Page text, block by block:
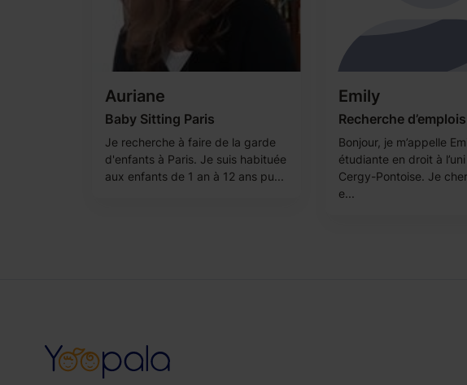
Auriane
Baby Sitting Paris
Je recherche à faire de la garde
d'enfants à Paris. Je suis habituée
aux enfants de 1 an à 12 ans pu...
Emily
Recherche d’emplois
Bonjour, je m’appelle
étudiante en droit à
Cergy-Pontoise. Je
e...